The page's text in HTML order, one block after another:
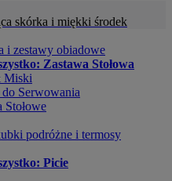
skórka i miękki środek
i zestawy obiadowe
Zastawa Stołowa
Miski
Serwowania
Stołowe
podróżne i termosy
Picie